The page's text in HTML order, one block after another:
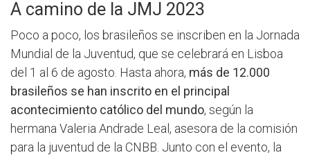
A camino de la JMJ 2023
Poco a poco, los brasileños se inscriben en la Jornada
Mundial de la Juventud, que se celebrará en Lisboa
del 1 al 6 de agosto. Hasta ahora, más de 12.000
brasileños se han inscrito en el principal
acontecimiento católico del mundo, según la
hermana Valeria Andrade Leal, asesora de la comisión
para la juventud de la CNBB. Junto con el evento, la